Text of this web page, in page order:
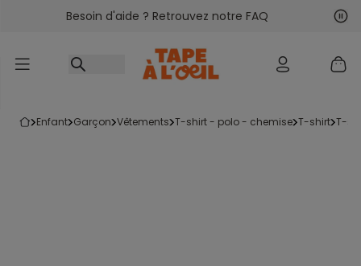
Accéder au contenu
Besoin d'aide ? Retrouvez notre FAQ
enfant garçon vêtements t-shirt - polo - chemise t-shirt t-